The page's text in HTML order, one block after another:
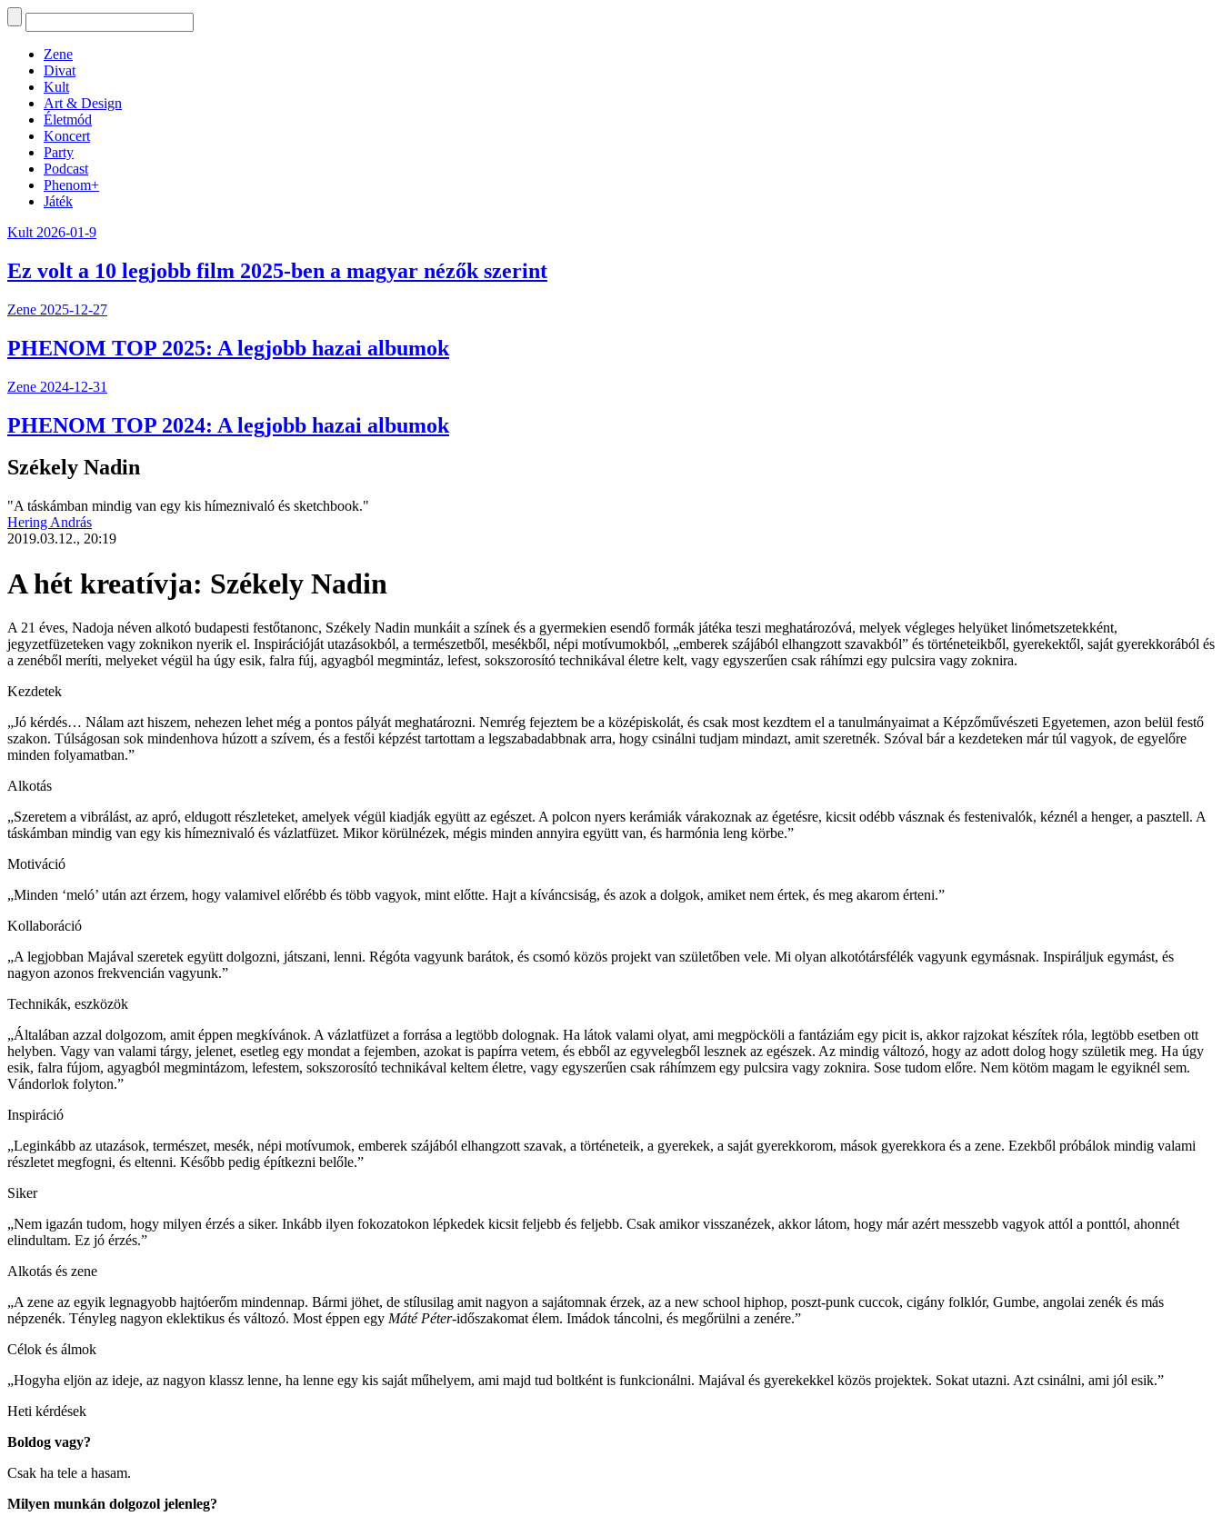
Zene
Divat
Kult
Art & Design
Életmód
Koncert
Party
Podcast
Phenom+
Játék
Kult 2026-01-9
Ez volt a 10 legjobb film 2025-ben a magyar nézők szerint
Zene 2025-12-27
PHENOM TOP 2025: A legjobb hazai albumok
Zene 2024-12-31
PHENOM TOP 2024: A legjobb hazai albumok
Székely Nadin
"A táskámban mindig van egy kis hímeznivaló és sketchbook."
Hering András
2019.03.12., 20:19
A hét kreatívja: Székely Nadin
A 21 éves, Nadoja néven alkotó budapesti festőtanonc, Székely Nadin munkáit a színek és a gyermekien esendő formák játéka teszi meghatározóvá, melyek végleges helyüket linómetszetekként,
jegyzetfüzeteken vagy zoknikon nyerik el. Inspirációját utazásokból, a természetből, mesékből, népi motívumokból, „emberek szájából elhangzott szavakból” és történeteikből, gyerekektől, saját gyerekkorából és
a zenéből meríti, melyeket végül ha úgy esik, falra fúj, agyagból megmintáz, lefest, sokszorosító technikával életre kelt, vagy egyszerűen csak ráhímzi egy pulcsira vagy zoknira.
Kezdetek
„Jó kérdés… Nálam azt hiszem, nehezen lehet még a pontos pályát meghatározni. Nemrég fejeztem be a középiskolát, és csak most kezdtem el a tanulmányaimat a Képzőművészeti Egyetemen, azon belül festő
szakon. Túlságosan sok mindenhova húzott a szívem, és a festői képzést tartottam a legszabadabbnak arra, hogy csinálni tudjam mindazt, amit szeretnék. Szóval bár a kezdeteken már túl vagyok, de egyelőre
minden folyamatban.”
Alkotás
„Szeretem a vibrálást, az apró, eldugott részleteket, amelyek végül kiadják együtt az egészet. A polcon nyers kerámiák várakoznak az égetésre, kicsit odébb vásznak és festenivalók, kéznél a henger, a pasztell. A
táskámban mindig van egy kis hímeznivaló és vázlatfüzet. Mikor körülnézek, mégis minden annyira együtt van, és harmónia leng körbe.”
Motiváció
„Minden ‘meló’ után azt érzem, hogy valamivel előrébb és több vagyok, mint előtte. Hajt a kíváncsiság, és azok a dolgok, amiket nem értek, és meg akarom érteni.”
Kollaboráció
„A legjobban Majával szeretek együtt dolgozni, játszani, lenni. Régóta vagyunk barátok, és csomó közös projekt van születőben vele. Mi olyan alkotótársfélék vagyunk egymásnak. Inspiráljuk egymást, és
nagyon azonos frekvencián vagyunk.”
Technikák, eszközök
„Általában azzal dolgozom, amit éppen megkívánok. A vázlatfüzet a forrása a legtöbb dolognak. Ha látok valami olyat, ami megpöcköli a fantáziám egy picit is, akkor rajzokat készítek róla, legtöbb esetben ott
helyben. Vagy van valami tárgy, jelenet, esetleg egy mondat a fejemben, azokat is papírra vetem, és ebből az egyvelegből lesznek az egészek. Az mindig változó, hogy az adott dolog hogy születik meg. Ha úgy
esik, falra fújom, agyagból megmintázom, lefestem, sokszorosító technikával keltem életre, vagy egyszerűen csak ráhímzem egy pulcsira vagy zoknira. Sose tudom előre. Nem kötöm magam le egyiknél sem.
Vándorlok folyton.”
Inspiráció
„Leginkább az utazások, természet, mesék, népi motívumok, emberek szájából elhangzott szavak, a történeteik, a gyerekek, a saját gyerekkorom, mások gyerekkora és a zene. Ezekből próbálok mindig valami
részletet megfogni, és eltenni. Később pedig építkezni belőle.”
Siker
„Nem igazán tudom, hogy milyen érzés a siker. Inkább ilyen fokozatokon lépkedek kicsit feljebb és feljebb. Csak amikor visszanézek, akkor látom, hogy már azért messzebb vagyok attól a ponttól, ahonnét
elindultam. Ez jó érzés.”
Alkotás és zene
„A zene az egyik legnagyobb hajtóerőm mindennap. Bármi jöhet, de stílusilag amit nagyon a sajátomnak érzek, az a new school hiphop, poszt-punk cuccok, cigány folklór, Gumbe, angolai zenék és más
népzenék. Tényleg nagyon eklektikus és változó. Most éppen egy Máté Péter-időszakomat élem. Imádok táncolni, és megőrülni a zenére.”
Célok és álmok
„Hogyha eljön az ideje, az nagyon klassz lenne, ha lenne egy kis saját műhelyem, ami majd tud boltként is funkcionálni. Majával és gyerekekkel közös projektek. Sokat utazni. Azt csinálni, ami jól esik.”
Heti kérdések
Boldog vagy?
Csak ha tele a hasam.
Milyen munkán dolgozol jelenleg?